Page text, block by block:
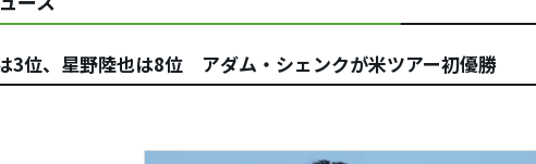
3位、星野陸也は8位 アダム・シェンクが米ツアー初優勝